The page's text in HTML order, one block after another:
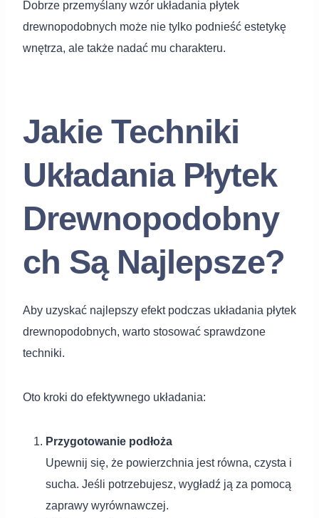
Dobrze przemyślany wzór układania płytek
drewnopodobnych może nie tylko podnieść estetykę
wnętrza, ale także nadać mu charakteru.
Jakie Techniki
Układania Płytek
Drewnopodobny
ch Są Najlepsze?
Aby uzyskać najlepszy efekt podczas układania płytek
drewnopodobnych, warto stosować sprawdzone
techniki.
Oto kroki do efektywnego układania:
Przygotowanie podłoża
Upewnij się, że powierzchnia jest równa, czysta i
sucha. Jeśli potrzebujesz, wygładź ją za pomocą
zaprawy wyrównawczej.